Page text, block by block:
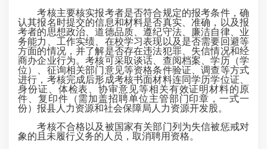
考核主要核实报考者是否符合规定的报考条件，确
认其报名时提交的信息和材料是否真实、准确，以及报
考者的思想政治、道德品质、遵纪守法、廉洁自律、业
务能力、工作实绩、在校学习表现以及是否需要回避等
方面的情况，并了解是否存在违法犯罪、失信情况和经
商办企业行为。考核可采取谈话、查阅档案、学历（学
位）、征询相关部门意见等资格条件验证、调查等方式
进行，考核完成后形成考核书面材料连同学历学位证、
身份证、体检表、协审意见等相关有效证明材料的原
件、复印件（需加盖招聘单位主管部门印章，一式一
份）报县人力资源和社会保障局人力资源开发股。
考核不合格以及被国家有关部门列为失信被惩戒对
象的且未履行义务的人员，取消聘用资格。